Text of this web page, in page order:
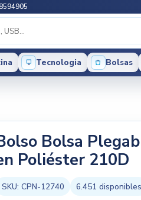
Tecnologia Bolsas
Bolsa
Poliéster 210D
SKU: CPN-12740 6.451 disponibles